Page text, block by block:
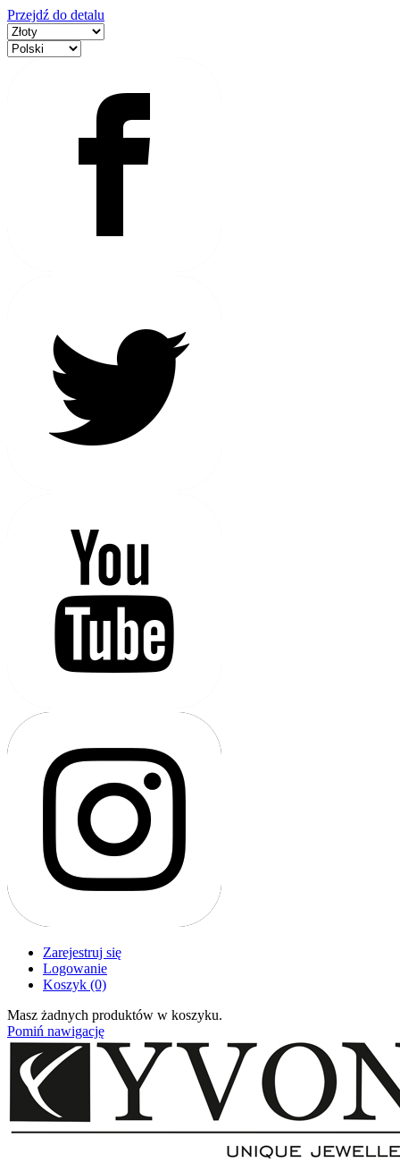
Przejdź do detalu
Zarejestruj się
Logowanie
Koszyk (0)
Masz żadnych produktów w koszyku.
Pomiń nawigację